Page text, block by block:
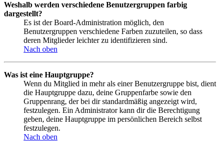
Weshalb werden verschiedene Benutzergruppen farbig
dargestellt?
Es ist der Board-Administration möglich, den
Benutzergruppen verschiedene Farben zuzuteilen, so dass
deren Mitglieder leichter zu identifizieren sind.
Nach oben
Was ist eine Hauptgruppe?
Wenn du Mitglied in mehr als einer Benutzergruppe bist, dient
die Hauptgruppe dazu, deine Gruppenfarbe sowie den
Gruppenrang, der bei dir standardmäßig angezeigt wird,
festzulegen. Ein Administrator kann dir die Berechtigung
geben, deine Hauptgruppe im persönlichen Bereich selbst
festzulegen.
Nach oben